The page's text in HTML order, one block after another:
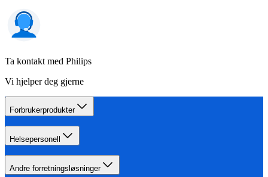
Ta kontakt med Philips
Vi hjelper deg gjerne
Forbrukerprodukter
Helsepersonell
Andre forretningsløsninger